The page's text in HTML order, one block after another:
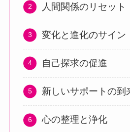
人間関係のリセット
変化と進化のサイン
自己探求の促進
新しいサポートの到
心の整理と浄化